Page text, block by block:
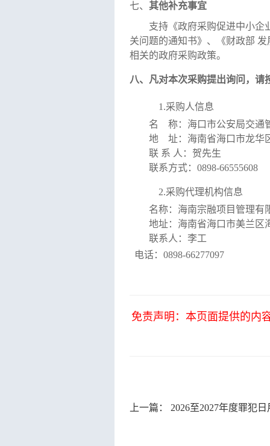
七、 其他补充事宜
支持《政府采购促进中小企
关问题的通知书》、《财政部 发
相关的政府采购政策。
八、凡对本次采购提出询问，请
1.采购人信息
名
称： 海口市公安局交通
地
址：海南省海口市龙华
联 系 人： 贺先生
联系方式： 0898-66555608
2.采购代理机构信息
名称： 海南宗融项目管理有
地址： 海南省海口市美兰区
联系人：李工
电话： 0898-66277097
免责声明：本页面提供的内
上一篇： 2026至2027年度罪犯